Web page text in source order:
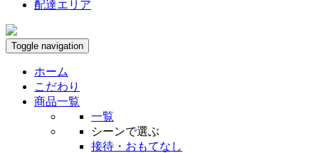
配達エリア
Toggle navigation
ホーム
こだわり
商品一覧
一覧
シーンで選ぶ
接待・おもてなし